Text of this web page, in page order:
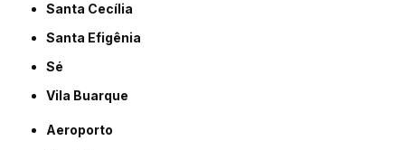
Santa Cecília
Santa Efigênia
Sé
Vila Buarque
Aeroporto